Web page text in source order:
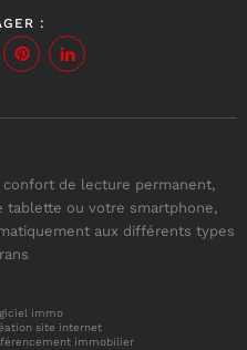
:
de lecture permanent,
tablette ou votre smartphone,
aux différents types
immo
site internet
immobilier